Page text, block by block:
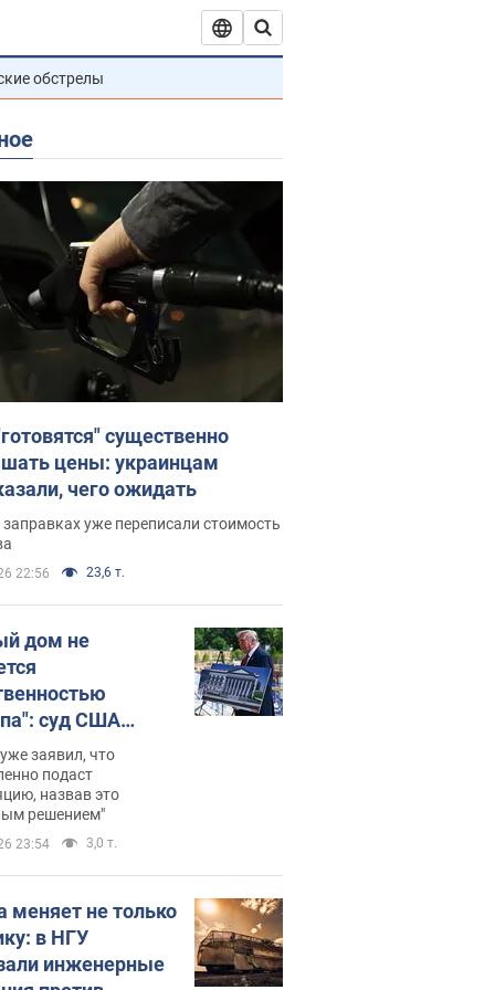
обстрелы
существенно
цены: украинцам
чего ожидать
уже переписали стоимость
22:56 23,6 т.
дом не
суд США
зала
400 млн
заявил, что
подаст
назвав это
решением"
23:54 3,0 т.
меняет не только
в НГУ
инженерные